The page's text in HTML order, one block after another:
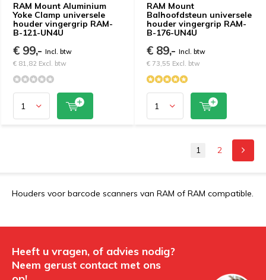
RAM Mount Aluminium
Yoke Clamp universele
houder vingergrip RAM-
B-121-UN4U
€ 99,- Incl. btw
€ 81,82 Excl. btw
RAM Mount
Balhoofdsteun universele
houder vingergrip RAM-
B-176-UN4U
€ 89,- Incl. btw
€ 73,55 Excl. btw
1 2
Houders voor barcode scanners van RAM of RAM compatible.
Heeft u vragen, of advies nodig?
Neem gerust contact met ons